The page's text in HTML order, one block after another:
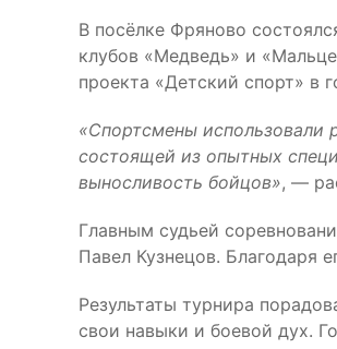
В посёлке Фряново
клубов «Медведь» и
проекта «Детский спорт» в
«Спортсмены использовали
состоящей из опытных
выносливость бойцов», —
Главным судьей
Павел Кузнецов. Благодаря
Результаты турнира
свои навыки и боевой дух.